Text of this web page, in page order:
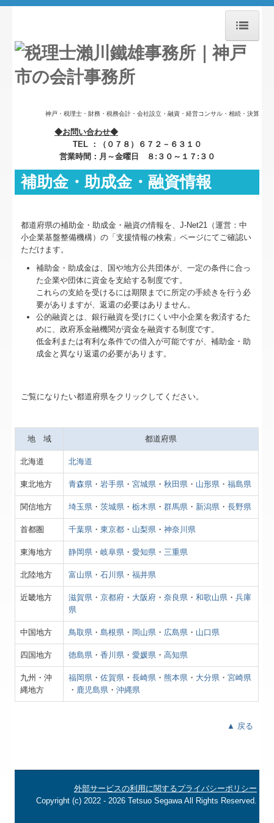
ホーム
業務案内
セミナー案内
料金について
経営理念
交通案内
お問合せ
補助金・助成金・融資情報
リンク集
経営者お役立ち情報
TKCシステムQ&A
経営革新等支援機関とは
神戸・税理士・財務・税務会計・会社設立・融資・経営コンサル・相続・決算
◆お問い合わせ◆
TEL ：（０７８）６７２－６３１０
営業時間：月～金曜日 ８:３０～１７:３０
補助金・助成金・融資情報
都道府県の補助金・助成金・融資の情報を、J-Net21（運営：中
小企業基盤整備機構）の「支援情報の検索」ページにてご確認い
ただけます。
補助金・助成金は、国や地方公共団体が、一定の条件に合っ
た企業や団体に資金を支給する制度です。
これらの支給を受けるには期限までに所定の手続きを行う必
要がありますが、返還の必要はありません。
公的融資とは、銀行融資を受けにくい中小企業を救済するた
めに、政府系金融機関が資金を融資する制度です。
低金利または有利な条件での借入が可能ですが、補助金・助
成金と異なり返還の必要があります。
ご覧になりたい都道府県をクリックしてください。
地 域 都道府県
北海道 北海道
東北地方 青森県 ・岩手県 ・宮城県 ・秋田県 ・ 山形県 ・福島県
関信地方 埼玉県 ・茨城県 ・栃木県 ・群馬県 ・ 新潟県 ・長野県
首都圏 千葉県 ・東京都 ・ 山梨県 ・神奈川県
東海地方 静岡県 ・岐阜県 ・愛知県 ・三重県
北陸地方 富山県 ・石川県 ・福井県
近畿地方 滋賀県 ・京都府 ・ 大阪府 ・奈良県 ・和歌山県 ・兵庫
県
中国地方 鳥取県 ・島根県 ・ 岡山県 ・ 広島県 ・ 山口県
四国地方 徳島県 ・香川県 ・愛媛県 ・高知県
九州・沖
縄地方
福岡県 ・佐賀県 ・長崎県 ・ 熊本県 ・ 大分県 ・宮崎県
・ 鹿児島県 ・沖縄県
▲ 戻る
外部サービスの利用に関するプライバシーポリシー
Copyright (c) 2022 - 2026 Tetsuo Segawa All Rights Reserved.